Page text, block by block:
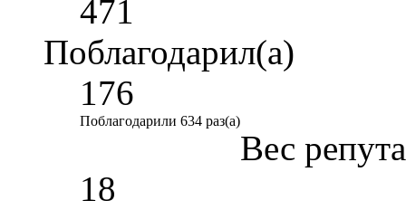
471
Поблагодарил(а)
176
Поблагодарили 634 раз(а)
Вес
18